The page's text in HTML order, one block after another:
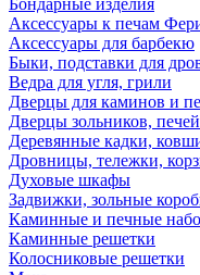
Бондарные изделия
Аксессуары к печам
Аксессуары для барбекю
Быки, подставки для
Ведра для угля, грили
Дверцы для каминов и
Дверцы зольников,
Деревянные кадки,
Дровницы, тележки,
Духовые шкафы
Задвижки, зольные
Каминные и печные
Каминные решетки
Колосниковые решетки